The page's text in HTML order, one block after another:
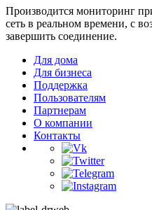
Производится мониторинг
сеть в реальном времени, с
завершить соединение.
Для дома
Для бизнеса
Поддержка
Пользователям
Партнерам
О компании
Контакты